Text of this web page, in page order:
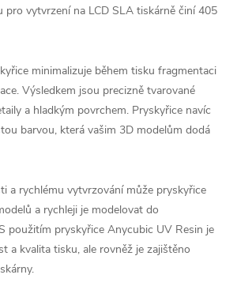
pro vytvrzení na LCD SLA tiskárně činí 405
minimalizuje během tisku fragmentaci
Výsledkem jsou precizně tvarované
a hladkým povrchem. Pryskyřice navíc
barvou, která vašim 3D modelům dodá
a rychlému vytvrzování může pryskyřice
a rychleji je modelovat do
použitím pryskyřice Anycubic UV Resin je
a kvalita tisku, ale rovněž je zajištěno